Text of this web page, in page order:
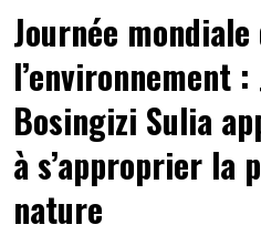
Journée mondiale
l’environnement
Bosingizi Sulia
à s’approprier la
nature